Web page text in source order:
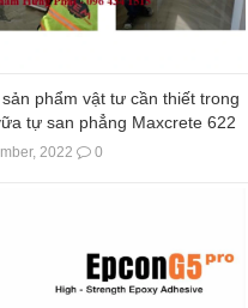
phẩm vật tư cần thiết trong
tự san phẳng Maxcrete 622
2022 0